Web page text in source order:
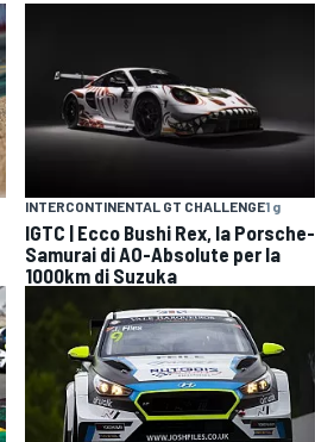
INTERCONTINENTAL GT CHALLENGE1 g
IGTC | Ecco Bushi Rex, la Porsche-
Samurai di AO-Absolute per la
1000km di Suzuka